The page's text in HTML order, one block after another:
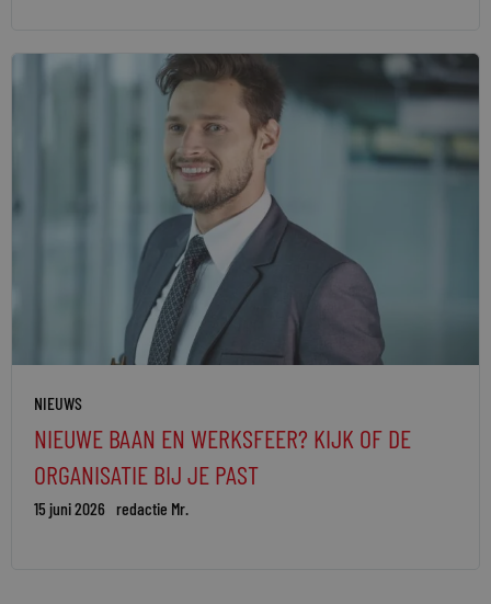
NIEUWS
NIEUWE BAAN EN WERKSFEER? KIJK OF DE
ORGANISATIE BIJ JE PAST
15 juni 2026 redactie Mr.